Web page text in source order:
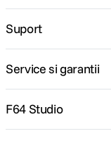
Suport
Service si garantii
F64 Studio